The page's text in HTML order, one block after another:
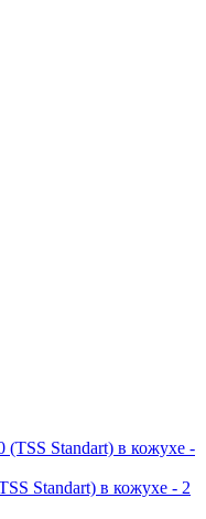
Standart) в кожухе - 2